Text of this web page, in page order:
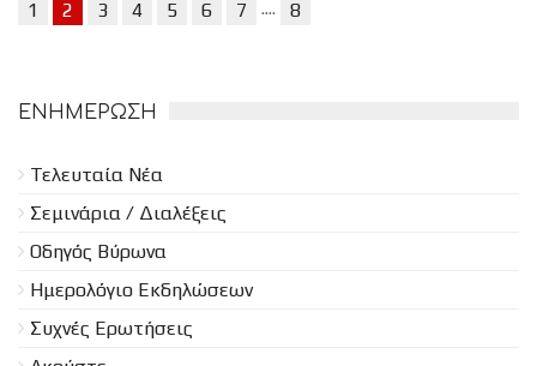
1 2 3 4 5 6 7 .... 8
ΕΝΗΜΈΡΩΣΗ
Τελευταία Νέα
Σεμινάρια / Διαλέξεις
Οδηγός Βύρωνα
Ημερολόγιο Εκδηλώσεων
Συχνές Ερωτήσεις